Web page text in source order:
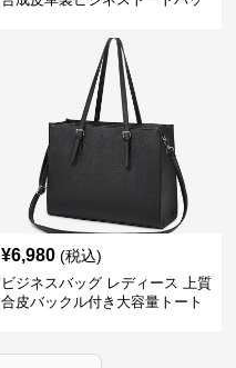
¥6,980 (税込)
ビジネスバッグ レディース 上質
合皮バックル付き大容量トート